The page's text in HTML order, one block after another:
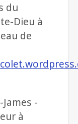
du
Dieu à
de
-
à